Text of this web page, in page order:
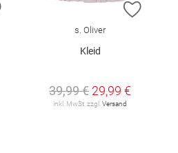
ZUR WUNSCHLISTE HINZUFÜGEN
ZUR
s. Oliver
Kleid
39,99 € 29,99 €
inkl. MwSt. zzgl.Versand